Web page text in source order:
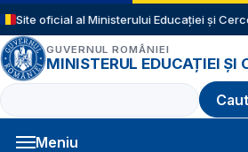
Sari la conținutul principal
Site oficial al Ministerului Educației și
GUVERNUL ROMÂNIEI
MINISTERUL EDUCAȚIEI ȘI
Caută
Meniu